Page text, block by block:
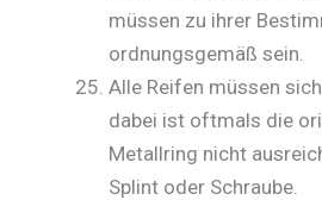
müssen zu ihrer
ordnungsgemäß sein.
Alle Reifen müssen
dabei ist oftmals die
Metallring nicht
Splint oder Schraube.